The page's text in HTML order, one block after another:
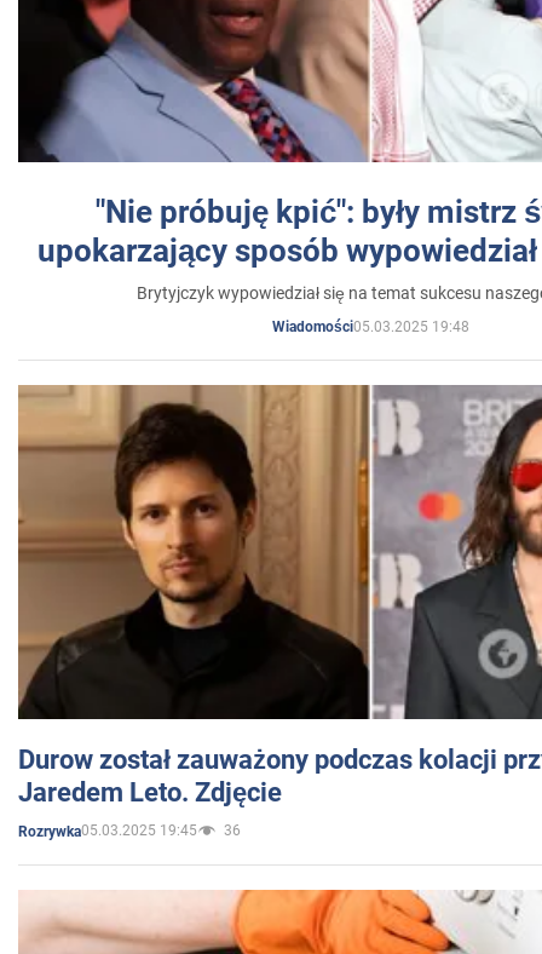
"Nie próbuję kpić": były mistrz
upokarzający sposób
Brytyjczyk wypowiedział się na temat sukcesu
Wiadomości05.03.2025 19:48
Durow został zauważony podczas kolacji
Jaredem Leto. Zdjęcie
Rozrywka05.03.2025 19:45 36